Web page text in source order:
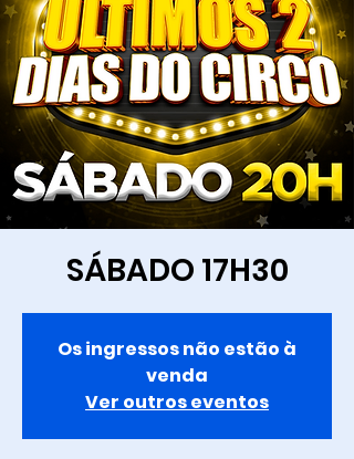
SÁBADO 17H30
Os ingressos não estão à
venda
Ver outros eventos